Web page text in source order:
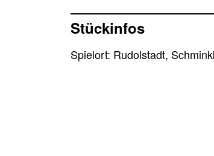
Stückinfos
Spielort: Rudolstadt,